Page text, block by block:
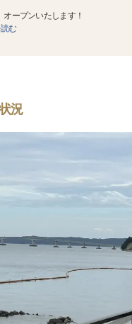
ープンいたします！
む
況